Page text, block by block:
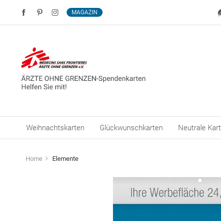
MAGAZIN
Weihnachtskarten Glückwunschkarten Neutrale
Home Elemente